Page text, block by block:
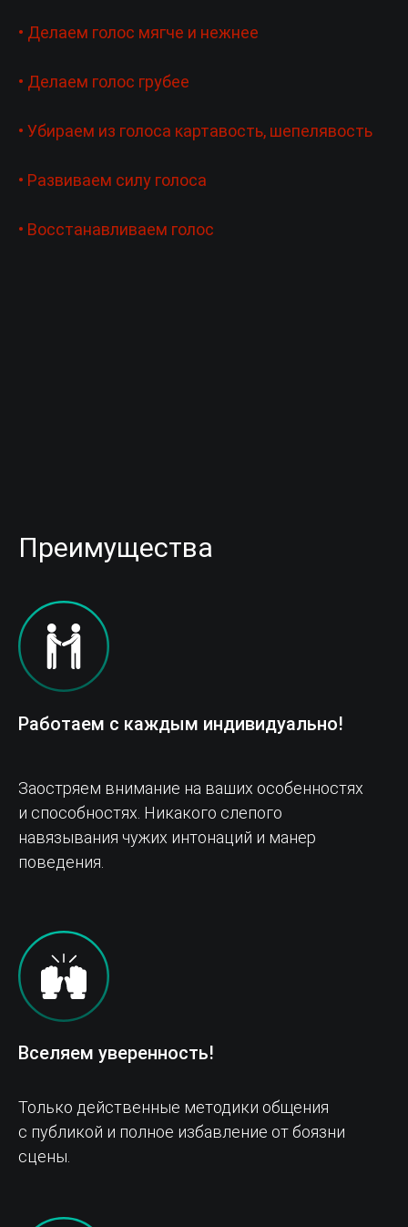
• Делаем голос мягче и нежнее
• Делаем голос грубее
• Убираем из голоса картавость, шепелявость
• Развиваем силу голоса
• Восстанавливаем голос
Работаем с каждым индивидуально!
Только действенные методики общения
с публикой и полное избавление от боязни
сцены.
Вселяем уверенность!
Заостряем внимание на ваших особенностях
и способностях. Никакого слепого
навязывания чужих интонаций и манер
поведения.
Преимущества